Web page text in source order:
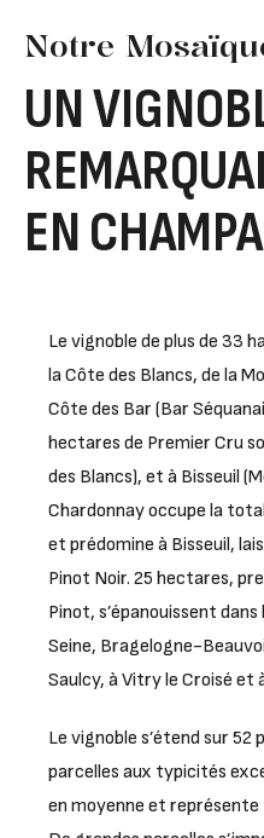
Notre
UN
EN
Le vignoble de plus de 33
la Côte des Blancs, de la
Côte des Bar (Bar
hectares de Premier Cru
des Blancs), et à Bisseuil
Chardonnay occupe la
et prédomine à Bisseuil,
Pinot Noir. 25 hectares,
Pinot, s’épanouissent
Seine, Bragelogne-
Saulcy, à Vitry le Croisé et
Le vignoble s’étend sur
parcelles aux typicités
en moyenne et